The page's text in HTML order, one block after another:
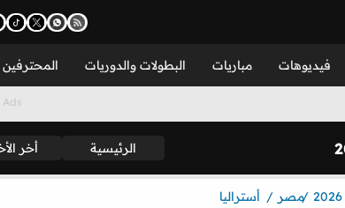
فيديوهات مباريات البطولات والدوريات المحترفين
الرئيسية أخر
مصر أستراليا